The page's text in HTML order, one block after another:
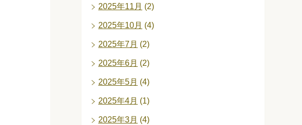
2025年11月 (2)
2025年10月 (4)
2025年7月 (2)
2025年6月 (2)
2025年5月 (4)
2025年4月 (1)
2025年3月 (4)